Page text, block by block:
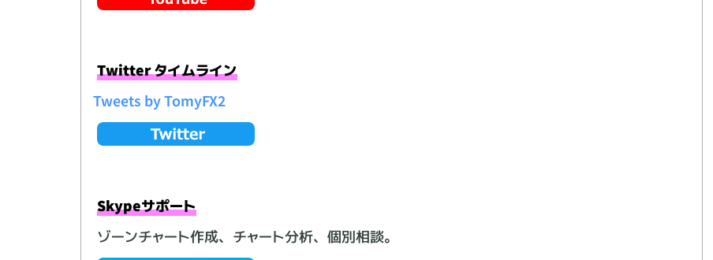
Twitter タイムライン
Tweets by TomyFX2
Skypeサポート
ゾーンチャート作成、チャート分析、個別相談。